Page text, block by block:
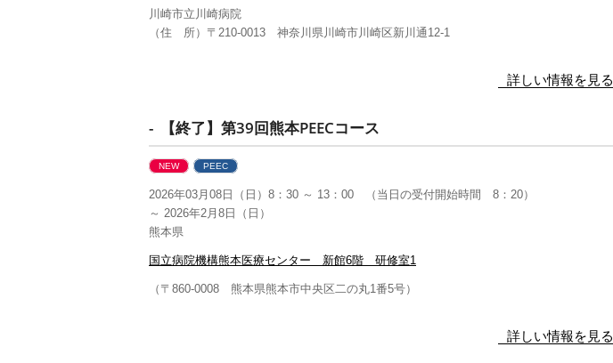
川崎市立川崎病院
（住 所）〒210-0013 神奈川県川崎市川崎区新川通12-1
詳しい情報を見る
- 【終了】第39回熊本PEECコース
NEW PEEC
2026年03月08日（日）8：30 ～ 13：00 （当日の受付開始時間 8：20）
～ 2026年2月8日（日）
熊本県
国立病院機構熊本医療センター 新館6階 研修室1
（〒860-0008 熊本県熊本市中央区二の丸1番5号）
詳しい情報を見る